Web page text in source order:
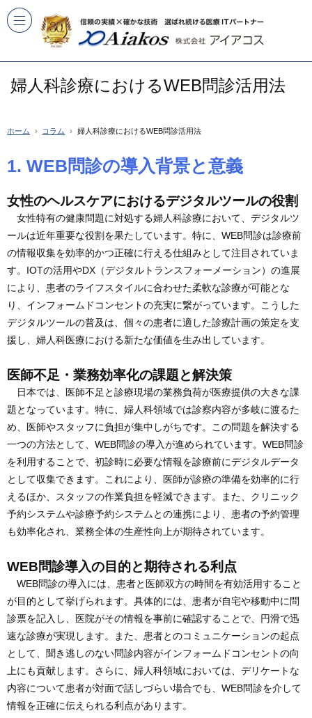
婦人科診療におけるWEB問診活用法
ホーム コラム 婦人科診療におけるWEB問診活用法
1. WEB問診の導入背景と意義
女性のヘルスケアにおけるデジタルツールの役割
女性特有の健康問題に対処する婦人科診療において、デジタルツ
ールは近年重要な役割を果たしています。特に、WEB問診は診療前
の情報収集を効率的かつ正確に行える仕組みとして注目されていま
す。IOTの活用やDX（デジタルトランスフォーメーション）の進展
により、患者のライフスタイルに合わせた柔軟な診療が可能とな
り、インフォームドコンセントの充実に繋がっています。こうした
デジタルツールの普及は、個々の患者に適した診療計画の策定を支
援し、婦人科医療における新たな価値を生み出しています。
医師不足・業務効率化の課題と解決策
日本では、医師不足と診療現場の業務負荷が医療提供の大きな課
題となっています。特に、婦人科領域では診察内容が多岐に渡るた
め、医師やスタッフに負担が集中しがちです。この問題を解決する
一つの方法として、WEB問診の導入が進められています。WEB問診
を利用することで、初診時に必要な情報を診療前にデジタルデータ
として収集できます。これにより、医師が診療の準備を効率的に行
えるほか、スタッフの作業負担を軽減できます。また、クリニック
予約システムや診療予約システムとの連携により、患者の予約管理
も効率化され、業務全体の生産性向上が期待されています。
WEB問診導入の目的と期待される利点
WEB問診の導入には、患者と医師双方の時間を有効活用すること
が目的として挙げられます。具体的には、患者が自宅や移動中に問
診票を記入し、医院がその情報を事前に確認することで、円滑で迅
速な診療が実現します。また、患者とのコミュニケーションの起点
として、聞き逃しのない問診内容がインフォームドコンセントの向
上にも貢献します。さらに、婦人科領域においては、デリケートな
内容について患者が対面で話しづらい場合でも、WEB問診を介して
情報を正確に伝えられる利点があります。